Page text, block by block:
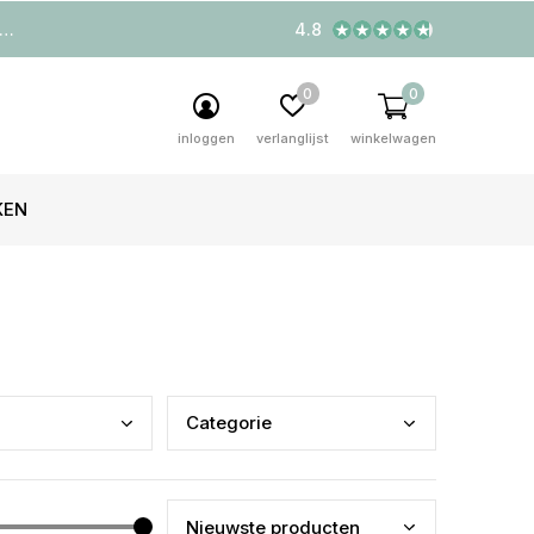
inloggen verlanglijst
0
winkelwagen
0
4.8
Categorie